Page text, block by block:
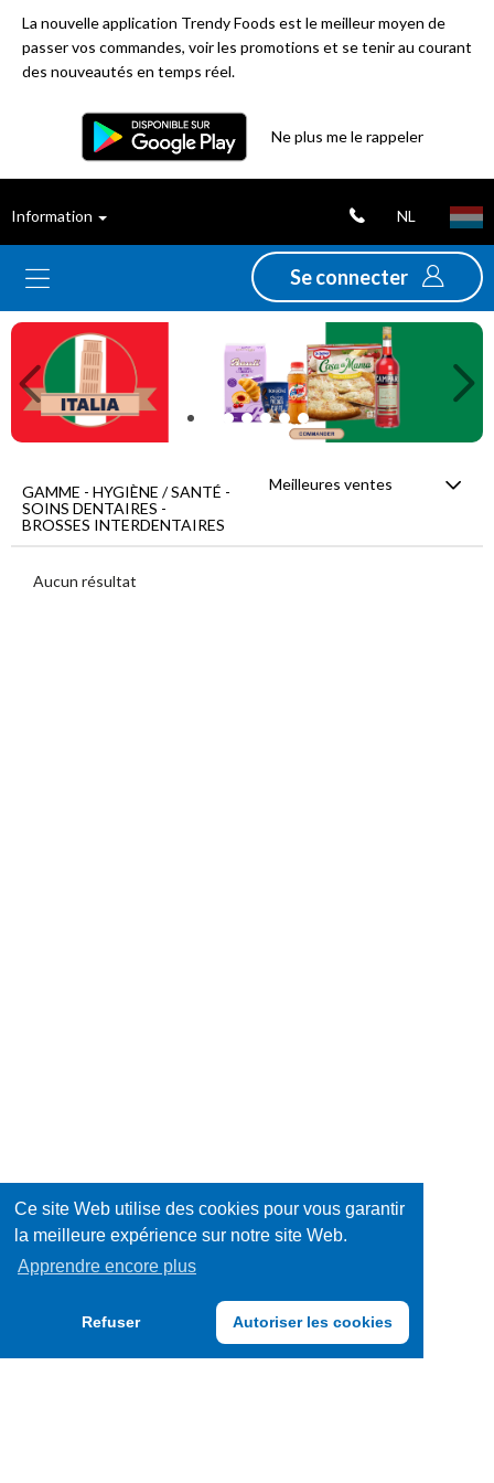
Ce site Web utilise des cookies pour vous garantir
la meilleure expérience sur notre site Web.
Apprendre encore plus
Refuser Autoriser les cookies
La nouvelle application Trendy Foods est le meilleur moyen de
passer vos commandes, voir les promotions et se tenir au courant
des nouveautés en temps réel.
Ne plus me le rappeler
Information NL
Se connecter
ventes
Nouveautés
Promotions
Déstockage
Menu
principal
Previous
GAMME - HYGIÈNE / SANTÉ -
SOINS DENTAIRES -
BROSSES INTERDENTAIRES
Meilleures ventes
Aucun résultat